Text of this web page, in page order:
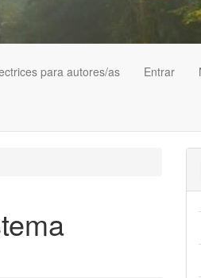
para autores/as Entrar